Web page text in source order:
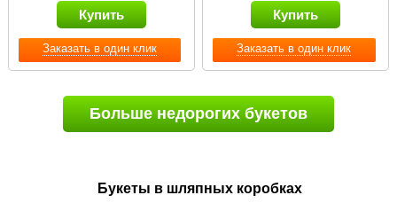
Заказать в один клик
Купить
Заказать в один клик
Купить
Больше недорогих букетов
Букеты в шляпных коробках